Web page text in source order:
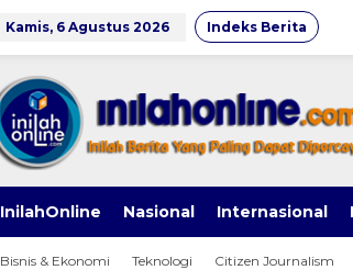
Kamis, 6 Agustus 2026 Indeks Berita
InilahOnline Nasional Internasional
Bisnis & Ekonomi Teknologi Citizen Journalism